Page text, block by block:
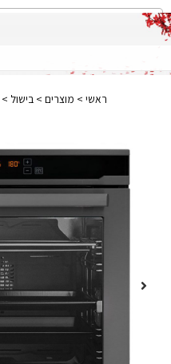
ראשי > מוצרים >בישול >